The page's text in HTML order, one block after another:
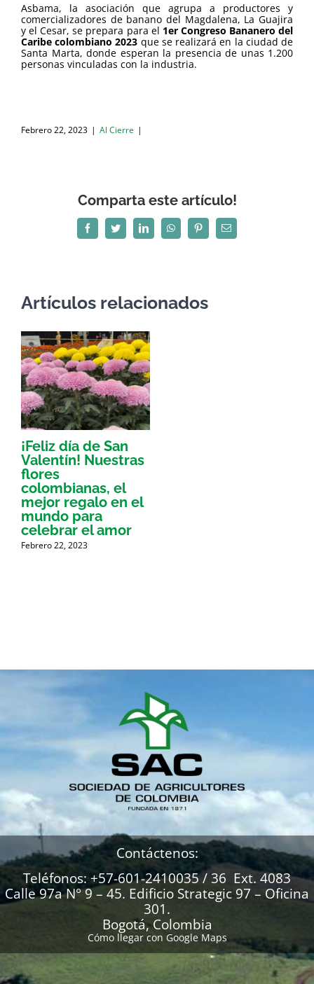
Asbama, la asociación que agrupa a productores y
comercializadores de banano del Magdalena, La Guajira
y el Cesar, se prepara para el 1er Congreso Bananero del
Caribe colombiano 2023 que se realizará en la ciudad de
Santa Marta, donde esperan la presencia de unas 1.200
personas vinculadas con la industria.
Febrero 22, 2023 | Al Cierre |
Comparta este artículo!
FacebookTwitterLinkedInWhatsAppPinterestCorreo
electrónico
Artículos relacionados
¡Feliz día de San
Valentín! Nuestras
flores
colombianas, el
mejor regalo en el
mundo para
celebrar el amor
Febrero 22, 2023
Contáctenos:
Teléfonos: +57-601-2410035 / 36 Ext. 4083
Calle 97a N° 9 – 45. Edificio Strategic 97 – Oficina
301.
Bogotá, Colombia
Cómo llegar con Google Maps